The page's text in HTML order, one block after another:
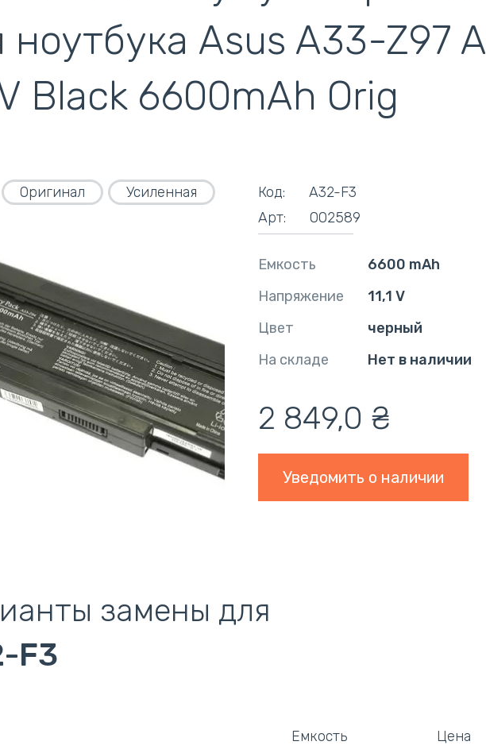
ноутбука Asus A33-Z97
Black 6600mAh Orig
Оригинал Усиленная Код:
A32-F3
Арт:
002589
Емкость
6600 mAh
Напряжение
11,1 V
Цвет
черный
На складе
Нет в наличии
2 849,0 ₴
Уведомить о наличии
на совместимые
замены для
F3
Емкость Цена